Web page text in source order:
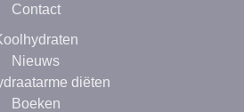
Contact
Nieuws
diëten
Boeken